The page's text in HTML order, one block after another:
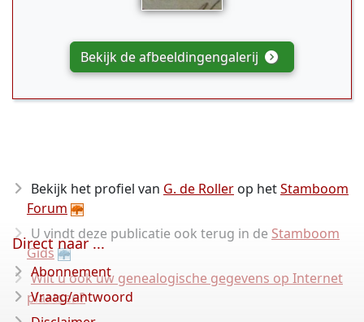
Bekijk de afbeeldingengalerij
Bekijk het profiel van G. de Roller op hetStamboom
Forum
U vindt deze publicatie ook terug in de Stamboom
Gids
Wilt u ook uw genealogische gegevens op Internet
plaatsen?
Direct naar ...
Abonnement
Vraag/antwoord